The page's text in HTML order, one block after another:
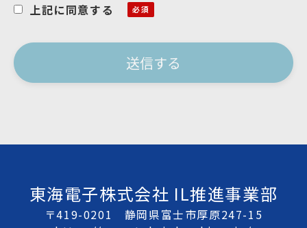
上記に同意する
東海電子株式会社 IL推進事業部
〒419-0201 静岡県富士市厚原247-15